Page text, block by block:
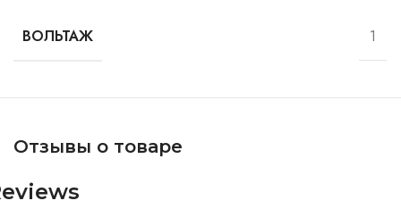
ВОЛЬТАЖ 1
Отзывы о товаре